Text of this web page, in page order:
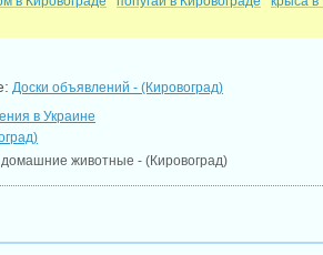
Доски объявлений - (Кировоград)
в Украине
животные - (Кировоград)